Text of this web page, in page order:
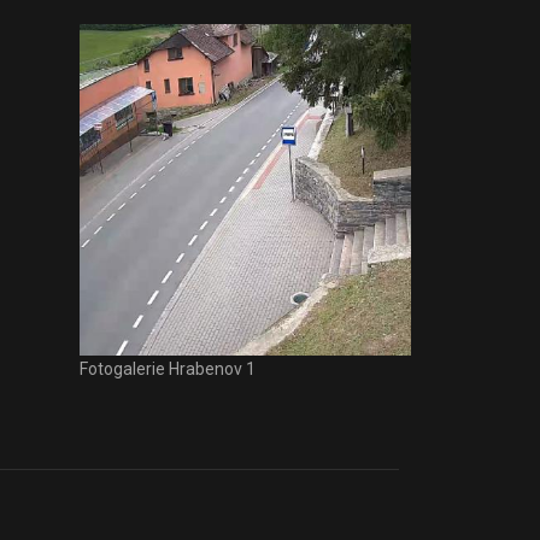
Fotogalerie Hrabenov 1